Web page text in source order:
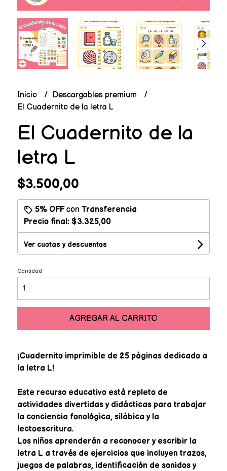
Inicio
Descargables premium
El Cuadernito de la letra L
El Cuadernito de la
letra L
$3.500,00
5% OFFcon Transferencia
Precio final: $3.325,00
Ver cuotas y descuentos
Cantidad
AGREGAR AL CARRITO
¡Cuadernito imprimible de 25 páginas dedicado a
la letra L!
Este recurso educativo está repleto de
actividades divertidas y didácticas para trabajar
la conciencia fonológica, silábica y la
lectoescritura.
Los niños aprenderán a reconocer y escribir la
letra L a través de ejercicios que incluyen trazos,
juegos de palabras, identificación de sonidos y